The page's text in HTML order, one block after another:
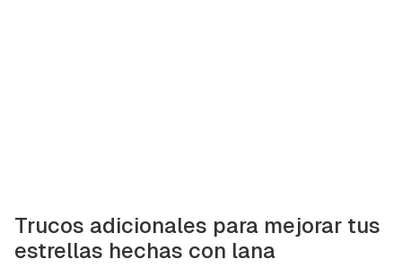
Trucos adicionales para mejorar tus
estrellas hechas con lana